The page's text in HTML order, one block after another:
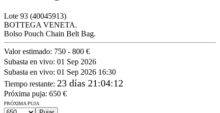
Lote 93 (40045913)
BOTTEGA VENETA.
Bolso Pouch Chain Belt Bag.
Valor estimado: 750 - 800 €
Subasta en vivo: 01 Sep 2026
Subasta en vivo: 01 Sep 2026 16:30
Tiempo restante: 23 días 21:04:12
Próxima puja: 650 €
PRÓXIMA PUJA